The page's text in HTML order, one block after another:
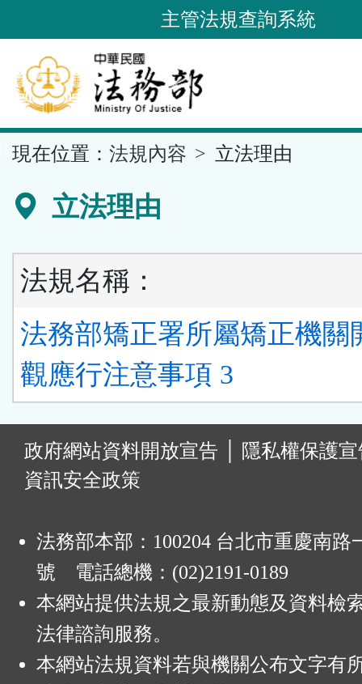
到
要
內
容
區
主管法規查詢系統
現在位置： 法規內容 立法理由
立法理由
法規名稱：
法務部矯正署所屬矯正機關
觀應行注意事項 3
政府網站資料開放宣告
隱私權保護
資訊安全政策
法務部本部：100204 台北市重慶南路
號 電話總機：(02)2191-0189
本網站提供法規之最新動態及資料檢
法律諮詢服務。
本網站法規資料若與機關公布文字有